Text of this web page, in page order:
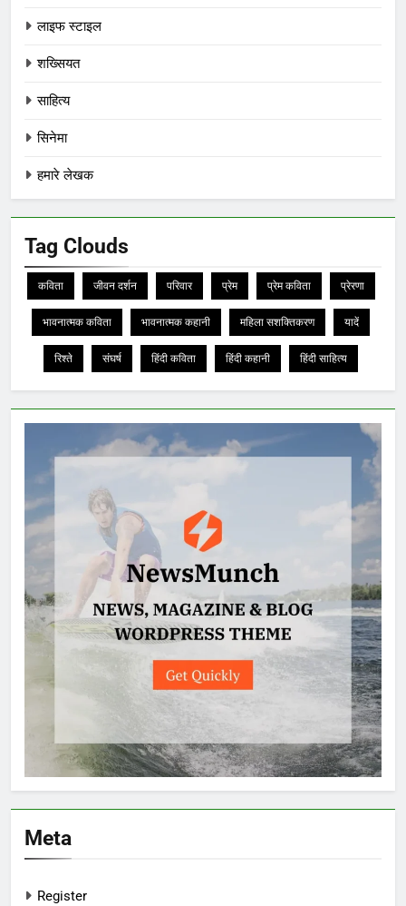
लाइफ स्टाइल
शख्सियत
साहित्य
सिनेमा
हमारे लेखक
Tag Clouds
कविता जीवन दर्शन परिवार प्रेम प्रेम कविता प्रेरणा
भावनात्मक कविता भावनात्मक कहानी महिला सशक्तिकरण यादें
रिश्ते संघर्ष हिंदी कविता हिंदी कहानी हिंदी साहित्य
Meta
Register